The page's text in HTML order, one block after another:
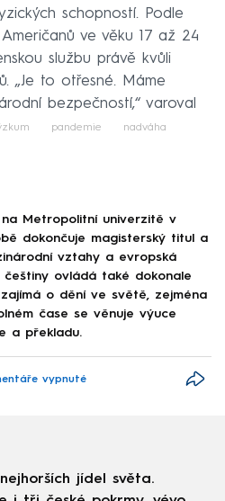
schopností. Podle
ve věku 17 až 24
službu právě kvůli
„Je to otřesné. Máme
bezpečností,“ varoval
pandemie nadváha
Metropolitní univerzitě v
dokončuje magisterský titul a
vztahy a evropská
ovládá také dokonale
o dění ve světě, zejména
čase se věnuje výuce
a překladu.
vypnuté
jídel světa.